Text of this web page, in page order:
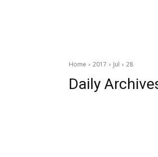
Home 2017 Jul 28
Daily